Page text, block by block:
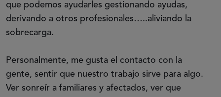
que podemos ayudarles gestionando ayudas,
derivando a otros profesionales…..aliviando la
sobrecarga.
Personalmente, me gusta el contacto con la
gente, sentir que nuestro trabajo sirve para algo.
Ver sonreír a familiares y afectados, ver que